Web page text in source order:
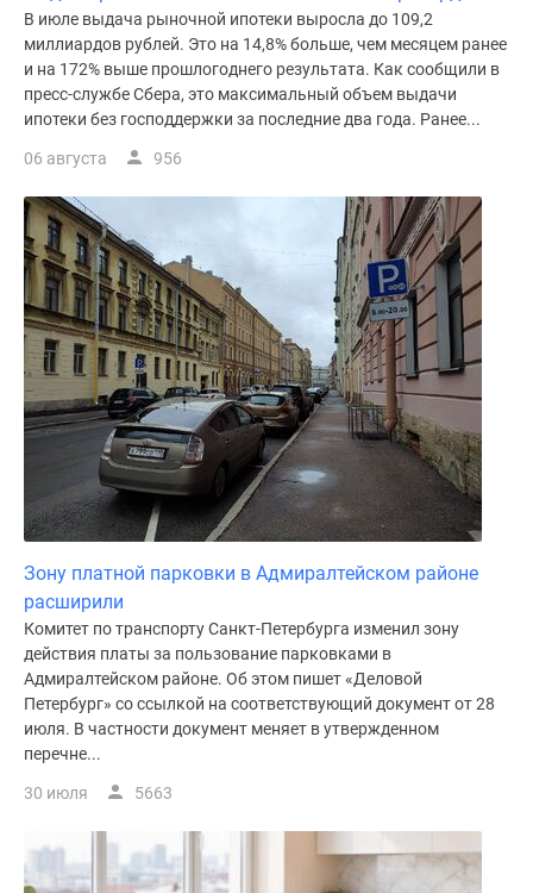
В июле выдача рыночной ипотеки выросла до 109,2
миллиардов рублей. Это на 14,8% больше, чем месяцем ранее
и на 172% выше прошлогоднего результата. Как сообщили в
пресс-службе Сбера, это максимальный объем выдачи
ипотеки без господдержки за последние два года. Ранее...
06 августа 956
Зону платной парковки в Адмиралтейском районе
расширили
Комитет по транспорту Санкт-Петербурга изменил зону
действия платы за пользование парковками в
Адмиралтейском районе. Об этом пишет «Деловой
Петербург» со ссылкой на соответствующий документ от 28
июля. В частности документ меняет в утвержденном
перечне...
30 июля 5663